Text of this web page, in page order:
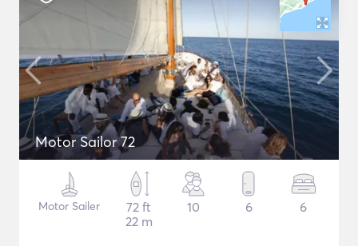
Motor Sailor 72
Motor Sailer
72 ft
22 m
10 6 6